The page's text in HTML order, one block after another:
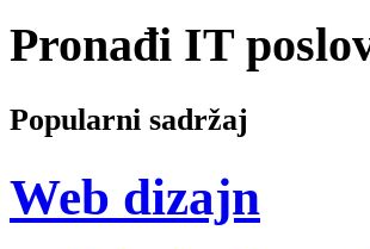
Pronađi IT
Popularni sadržaj
Web dizajn